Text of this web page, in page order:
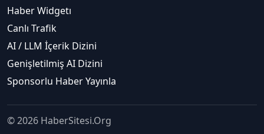
Haber Widgetı
Canlı Trafik
AI / LLM İçerik Dizini
Genişletilmiş AI Dizini
Sponsorlu Haber Yayınla
© 2026 HaberSitesi.Org